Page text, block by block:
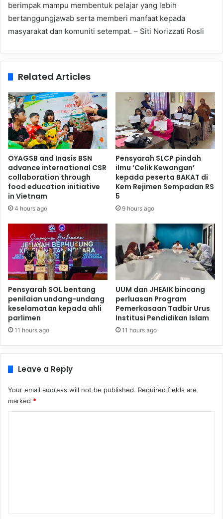
berimpak mampu membentuk pelajar yang lebih
bertanggungjawab serta memberi manfaat kepada
masyarakat dan komuniti setempat. – Siti Norizzati Rosli
Related Articles
OYAGSB and Inasis BSN
advance international CSR
collaboration through
food education initiative
in Vietnam
4 hours ago
Pensyarah SLCP pindah
ilmu ‘Celik Kewangan’
kepada peserta BAKAT di
Kem Rejimen Sempadan RS
5
9 hours ago
Pensyarah SOL bentang
penilaian undang-undang
keselamatan kepada ahli
parlimen
11 hours ago
UUM dan JHEAIK bincang
perluasan Program
Pemerkasaan Tadbir Urus
Institusi Pendidikan Islam
11 hours ago
Leave a Reply
Your email address will not be published. Required fields are
marked *